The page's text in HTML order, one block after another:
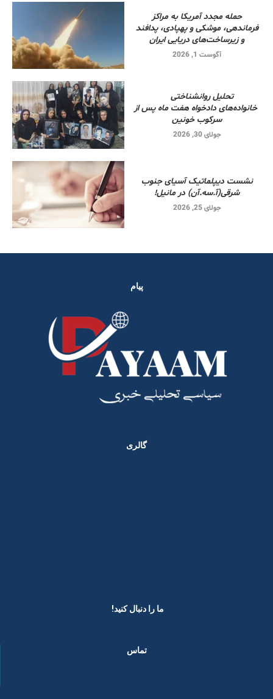
حمله مجدد آمریکا به مراکز
فرماندهی، موشکی و پهپادی، پدافند
و زیرساخت‌های دریایی ایران
آگوست 1, 2026
تحلیل روانشناختی
خانواده‌های دادخواه هفت ماه پس از
سرکوب خونین
جولای 30, 2026
نشست دیپلماتیک آسیای جنوب
شرقی‌(آ.سه.آن) در مانیل!
جولای 25, 2026
پیام
گالری
ما را دنبال کنید! ​
تماس